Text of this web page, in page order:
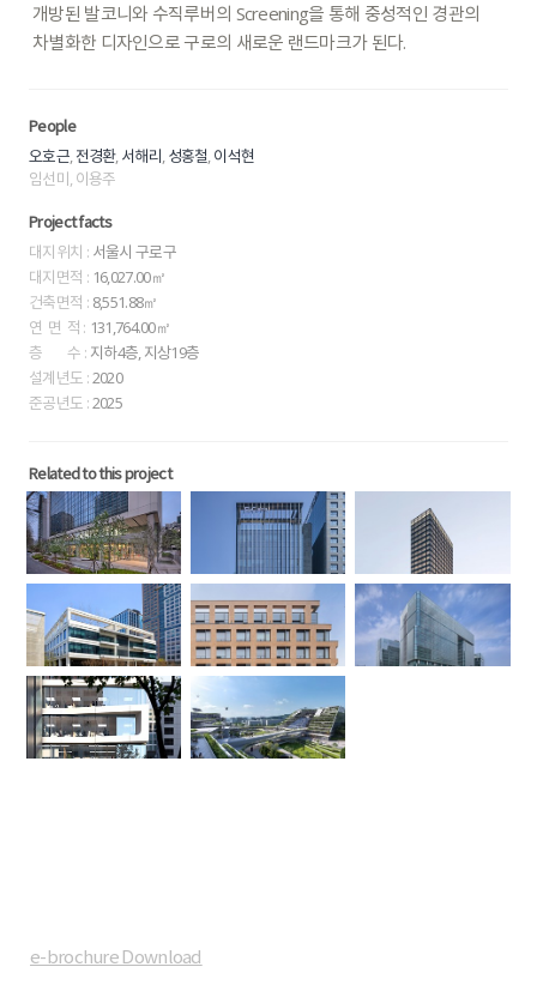
개방된 발코니와 수직루버의 Screening을 통해 중성적인 경관의
차별화한 디자인으로 구로의 새로운 랜드마크가 된다.
People
오호근, 전경환, 서해리 , 성홍철, 이석현
임선미, 이용주
Project facts
대지위치 : 서울시 구로구
대지면적 : 16,027.00㎡
건축면적 : 8,551.88㎡
연 면 적 : 131,764.00㎡
층 수 : 지하4층, 지상19층
설계년도 :2020
준공년도 :2025
Related to this project
e-brochure Download